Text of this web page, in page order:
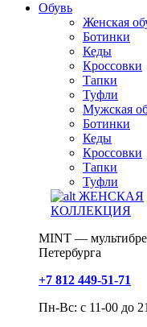
Обувь
Женская
Ботинки
Кеды
Кроссовки
Тапки
Туфли
Мужская
Ботинки
Кеды
Кроссовки
Тапки
Туфли
ЖЕНСКАЯ
КОЛЛЕКЦИЯ
MINT —
Петербурга
+7 812 449-51-71
Пн-Вс: с 11-00 до